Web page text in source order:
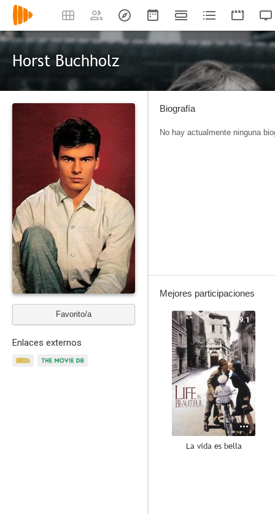
Horst Buchholz
Favorito/a
Enlaces externos
Biografía
No hay actualmente ninguna
Mejores participaciones
9.1
La vida es bella